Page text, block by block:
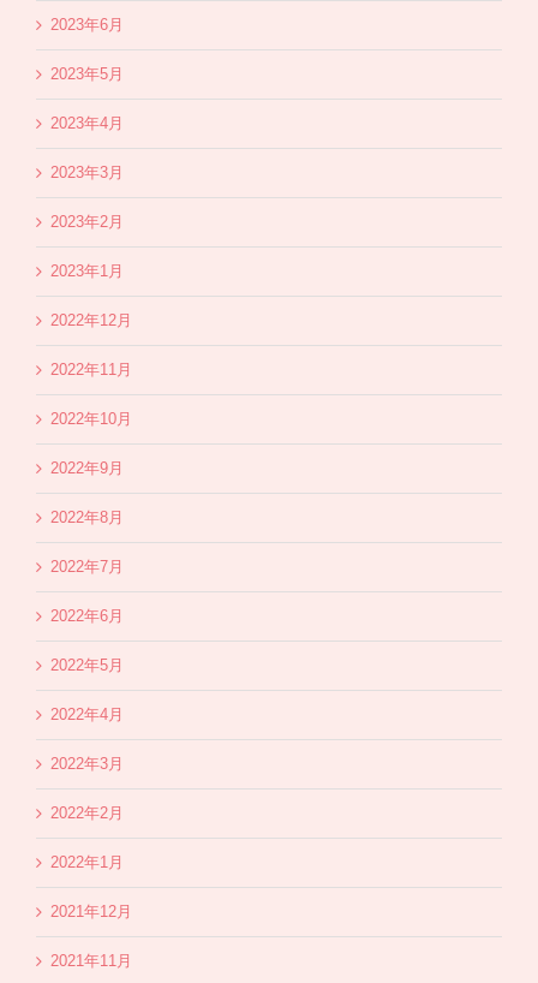
2023年6月
2023年5月
2023年4月
2023年3月
2023年2月
2023年1月
2022年12月
2022年11月
2022年10月
2022年9月
2022年8月
2022年7月
2022年6月
2022年5月
2022年4月
2022年3月
2022年2月
2022年1月
2021年12月
2021年11月